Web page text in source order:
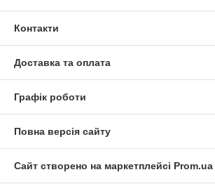
Контакти
Доставка та оплата
Графік роботи
Повна версія сайту
Сайт створено на маркетплейсі Prom.ua